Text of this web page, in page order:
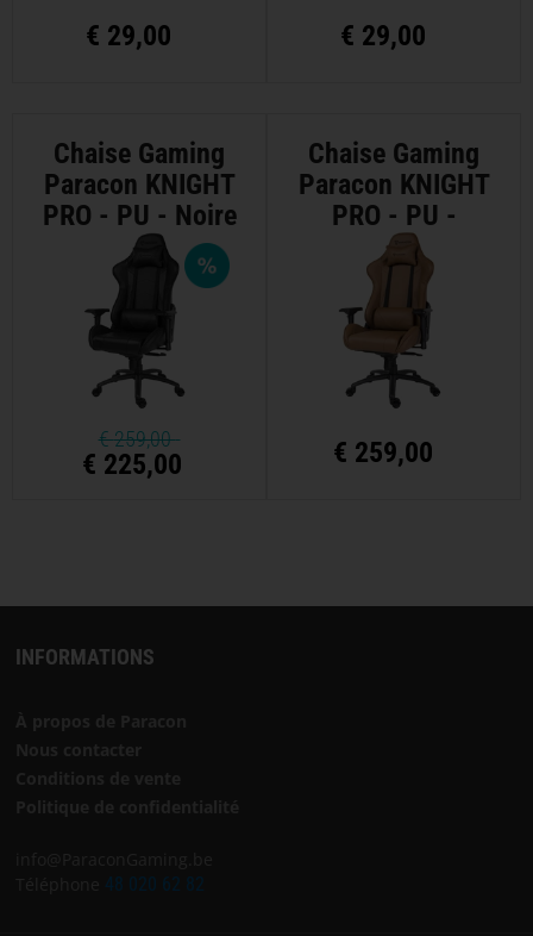
€ 29,00 € 29,00
Chaise Gaming
Paracon KNIGHT
PRO - PU - Noire
€259,00
€ 225,00
Chaise Gaming
Paracon KNIGHT
PRO - PU -
Cognac
€ 259,00
INFORMATIONS
48 020 62 82